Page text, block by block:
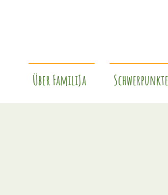
Über FamiliJa Schwerpunkte